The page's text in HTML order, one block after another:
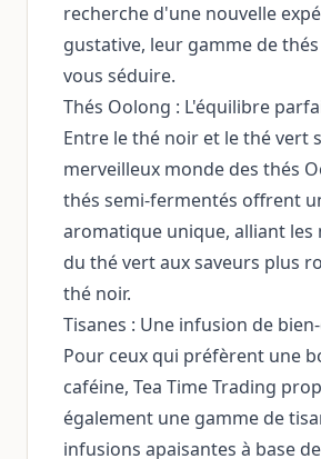
recherche d'une nouvelle
gustative, leur gamme de
vous séduire.
Thés Oolong : L'équilibre
Entre le thé noir et le thé vert
merveilleux monde des thés
thés semi-fermentés offrent
aromatique unique, alliant les
du thé vert aux saveurs plus
thé noir.
Tisanes : Une infusion de
Pour ceux qui préfèrent une
caféine, Tea Time Trading
également une gamme de
infusions apaisantes à base